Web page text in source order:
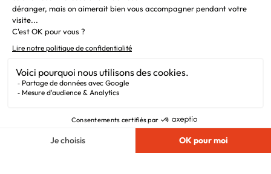
Chargement...
Nous suivre